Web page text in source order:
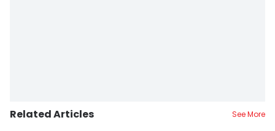
Related Articles See More